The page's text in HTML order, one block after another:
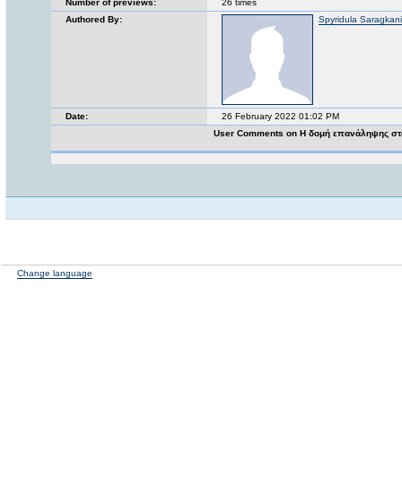
Number of previews:
26 times
Authored By:
Spyridula
Date:
26 February 2022 01:02 PM
User Comments on Η δομή επανάληψης
Change language